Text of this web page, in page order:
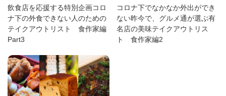
飲食店を応援する特別企画コロ
ナ下の外食できない人のための
テイクアウトリスト 食作家編
Part3
コロナ下でなかなか外出ができ
ない昨今で、グルメ通が選ぶ有
名店の美味テイクアウトリス
ト 食作家編2